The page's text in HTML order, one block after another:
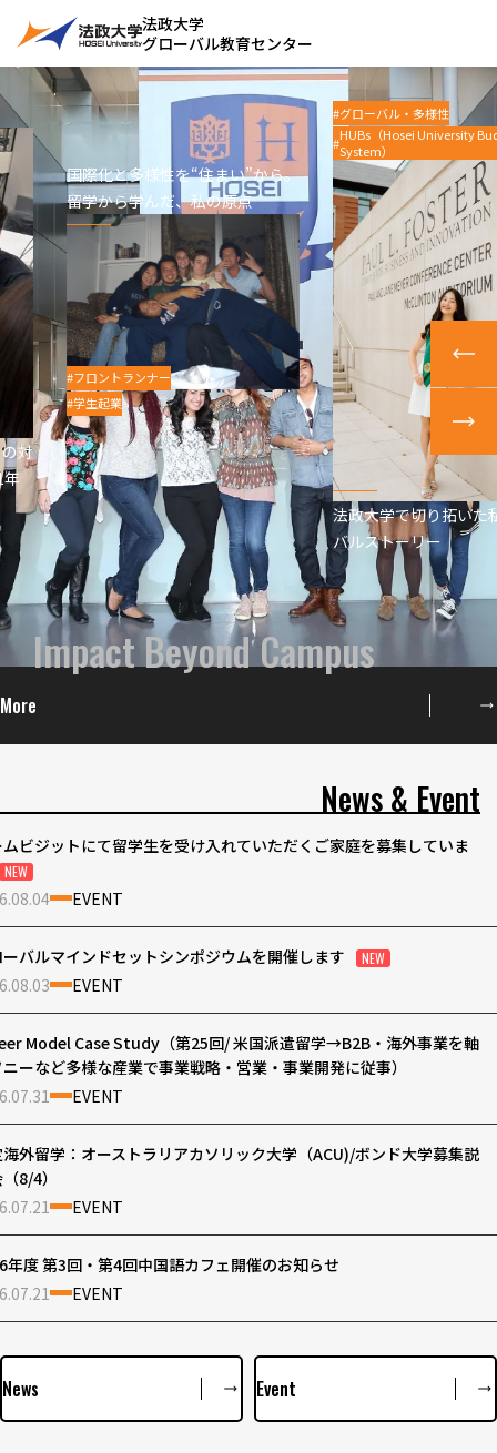
法政大学
グローバル教育センター
Impact Beyond Campus
対
年
フロントランナー
学生起業
国際化と多様性を“住まい”から。
留学から学んだ、私の原点
グローバル・多様性
HUBs（Hosei University
System）
法政大学で切り拓いた
バルストーリー
More
ビジットにて留学生を受け入れていただくご家庭を募集していま
EVENT
バルマインドセットシンポジウムを開催します
EVENT
Model Case Study（第25回/ 米国派遣留学→B2B・海外事業を軸
ーなど多様な産業で事業戦略・営業・事業開発に従事）
EVENT
外留学：オーストラリアカソリック大学（ACU)/ボンド大学募集説
8/4）
EVENT
年度 第3回・第4回中国語カフェ開催のお知らせ
EVENT
News & Event
News Event